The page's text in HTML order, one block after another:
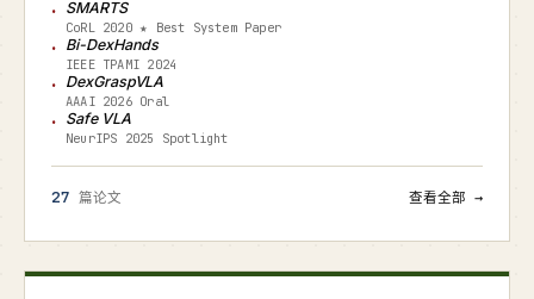
SMARTS
CoRL 2020 ★ Best System Paper
Bi-DexHands
IEEE TPAMI 2024
DexGraspVLA
AAAI 2026 Oral
Safe VLA
NeurIPS 2025 Spotlight
27 篇论文 查看全部 →